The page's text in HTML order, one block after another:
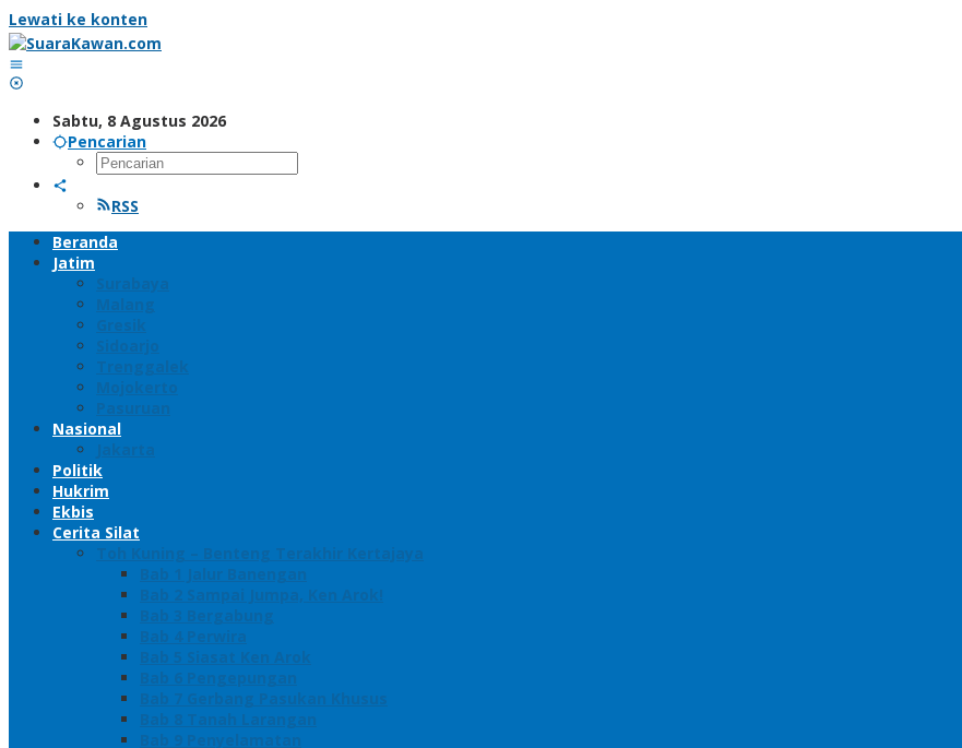
Lewati ke konten
Sabtu, 8 Agustus 2026
Pencarian
RSS
Beranda
Jatim
Surabaya
Malang
Gresik
Sidoarjo
Trenggalek
Mojokerto
Pasuruan
Nasional
Jakarta
Politik
Hukrim
Ekbis
Cerita Silat
Toh Kuning – Benteng Terakhir Kertajaya
Bab 1 Jalur Banengan
Bab 2 Sampai Jumpa, Ken Arok!
Bab 3 Bergabung
Bab 4 Perwira
Bab 5 Siasat Ken Arok
Bab 6 Pengepungan
Bab 7 Gerbang Pasukan Khusus
Bab 8 Tanah Larangan
Bab 9 Penyelamatan